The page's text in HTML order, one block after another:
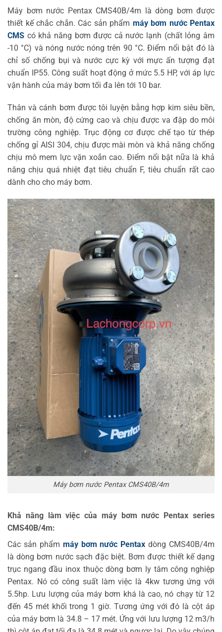
Máy bơm nước Pentax CMS40B/4m là dòng bơm được
thiết kế chắc chắn. Các sản phẩm máy bơm nước Pentax
CMS có khả năng bơm được cả nước lạnh (chất lỏng âm
-10 °C) và nóng nước nóng trên 90 °C. Điểm nổi bật đó là
chỉ số chống bụi và nước cực kỳ với mực ấn tượng đạt
chuẩn IP55. Công suất hoạt động ở mức 5.5 HP, với áp lực
vận hành của máy bơm tối đa lên tới 10 bar.
Thân và cánh bơm được tôi luyện bằng hợp kim siêu bền,
chống ăn mòn, độ cứng cao và chịu được va đập do môi
trường công nghiệp. Trục động cơ được chế tạo từ thép
chống gỉ AISI 304, chịu được mài mòn và khả năng chống
chịu mô mem lực vặn xoắn cao. Điểm nổi bật nữa là khả
năng chịu quá nhiệt đạt tiêu chuẩn F, tiêu chuẩn rất cao
dành cho cho máy bơm.
Máy bơm nước Pentax CMS40B/4m
Khả năng làm việc của máy bơm nước Pentax series
CMS40B/4m:
Các sản phẩm máy bơm nước Pentax dòng CMS40B/4m
là dòng bơm nước sạch đặc biệt. Bơm được thiết kế dạng
trục ngang đầu inox thuộc dòng bơm ly tâm công nghiệp
Pentax. Nó có công suất làm việc là 4kw tương ứng với
5.5hp. Lưu lượng của máy bơm khá là cao, nó chạy từ 12
đến 45 mét khối trong 1 giờ. Tương ứng với đó là cột áp
của máy bơm là 34.8 – 17 mét. Ứng với lưu lượng 12 m3/h